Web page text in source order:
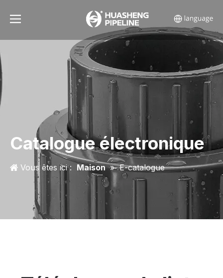
Catalogue électronique
Vous êtes ici : Maison » E-catalogue